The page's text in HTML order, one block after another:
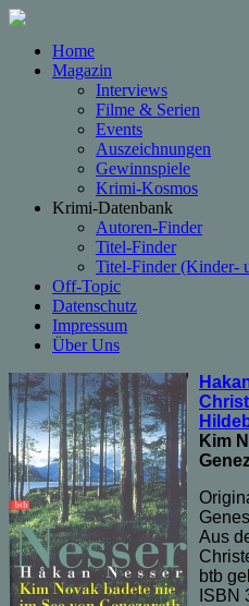
Home
Magazin
Interviews
Filme & Serien
Events
Auszeichnungen
Gewinnspiele
Krimi-Kosmos
Krimi-Datenbank
Autoren-Finder
Titel-Finder
Titel-Finder (Kinder-
Off-Topic
Datenschutz
Impressum
Über Uns
Kim
Aus
btb
ISBN